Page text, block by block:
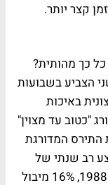
קצר יותר.
כך מהותית?
הצביע בשבועות
באיכות
התירס מדורג "כטוב עד מצוין"
שנתי של כ-68%. כמות התירס המדורגת
לעומת ממוצע רב שנתי של
כ-8%. לשם השוואה, בתחילת יולי בשנת 1988, 16% מיבול